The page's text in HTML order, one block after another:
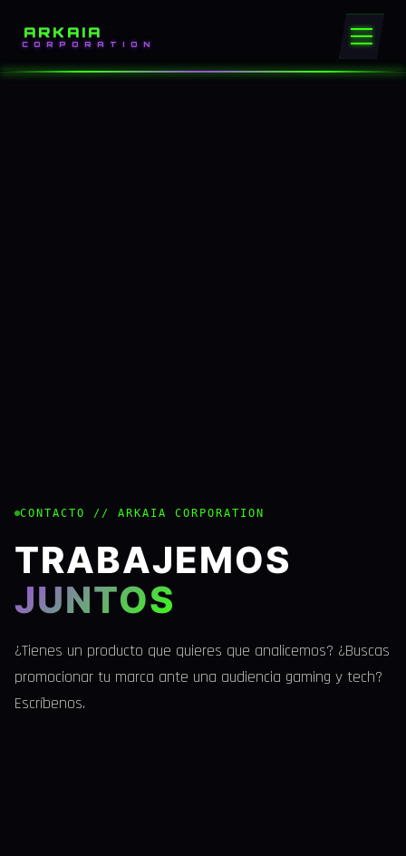
ARKAIA
CORPORATION
CONTACTO // ARKAIA CORPORATION
TRABAJEMOS
JUNTOS
¿Tienes un producto que quieres que analicemos? ¿Buscas
promocionar tu marca ante una audiencia gaming y tech?
Escríbenos.